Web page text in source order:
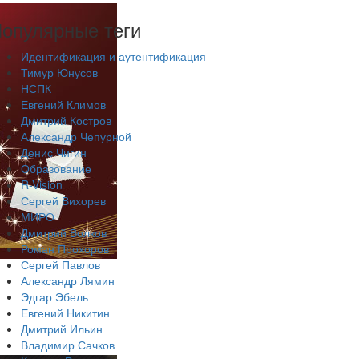
теги
Идентификация и аутентификация
Тимур Юнусов
НСПК
Евгений Климов
Дмитрий Костров
Александр Чепурной
Денис Чигин
Образование
R-Vision
Сергей Вихорев
МИРО
Дмитрий Волков
Роман Прохоров
Сергей Павлов
Александр Лямин
Эдгар Эбель
Евгений Никитин
Дмитрий Ильин
Владимир Сачков